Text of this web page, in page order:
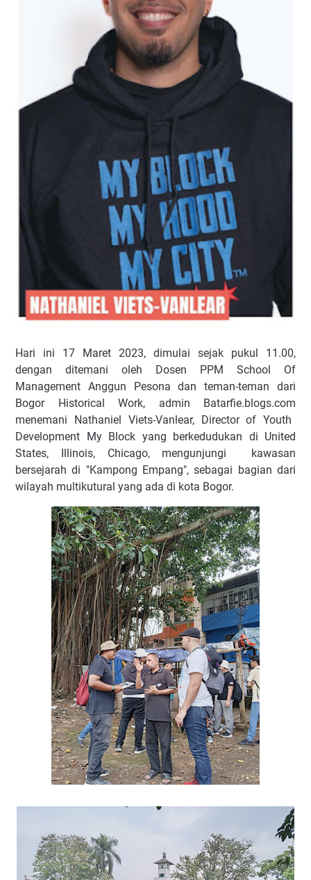
Hari ini 17 Maret 2023, dimulai sejak pukul 11.00,
dengan ditemani oleh Dosen PPM School Of
Management Anggun Pesona dan teman-teman dari
Bogor Historical Work, admin Batarfie.blogs.com
menemani Nathaniel Viets-Vanlear,
Director of Youth
Development My Block yang berkedudukan di United
States, Illinois, Chicago, mengunjungi kawasan
bersejarah di "Kampong Empang", sebagai bagian dari
wilayah multikutural yang ada di kota Bogor.